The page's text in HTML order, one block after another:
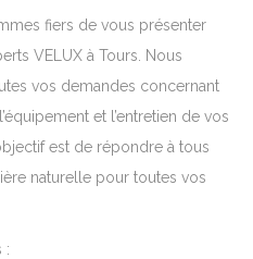
fiers de vous présenter
VELUX à Tours. Nous
vos demandes concernant
et l’entretien de vos
est de répondre à tous
naturelle pour toutes vos
: